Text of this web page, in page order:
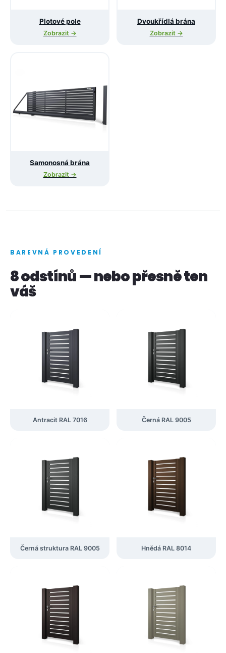
Plotové pole
Zobrazit →
Dvoukřídlá brána
Zobrazit →
Samonosná brána
Zobrazit →
BAREVNÁ PROVEDENÍ
8 odstínů — nebo přesně ten
váš
Antracit RAL 7016 Černá RAL 9005
Černá struktura RAL 9005 Hnědá RAL 8014